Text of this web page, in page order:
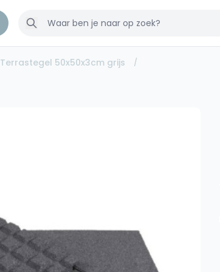
Terrastegel 50x50x3cm grijs